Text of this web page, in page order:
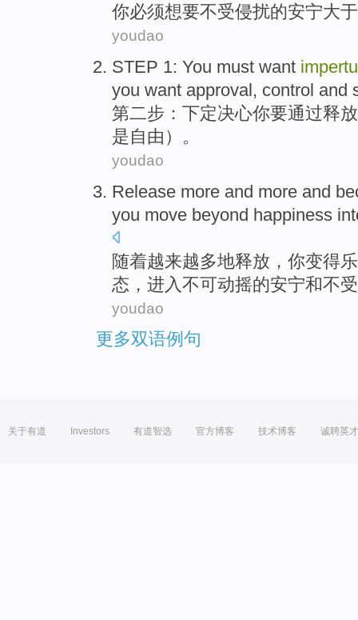
你必须想要不受侵扰的安宁大
youdao
STEP 1: You must want
you want approval, control and
第二步 ：下定决心你要通过释
是 自由 ）。
youdao
Release more and more and
you move beyond happiness
随着越来越多地释放 ， 你变得
态， 进入不可动摇的安宁和不
youdao
更多双语例句
关于有道 Investors 有道智选 官方博客 技术博客 诚聘英才